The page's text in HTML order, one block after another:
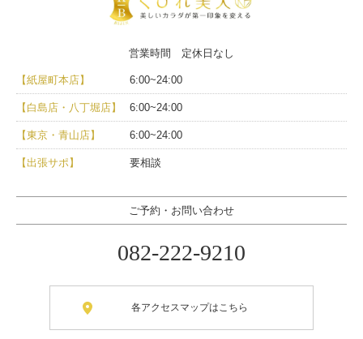
営業時間 定休日なし
【紙屋町本店】 6:00~24:00
【白島店・八丁堀店】 6:00~24:00
【東京・青山店】 6:00~24:00
【出張サポ】 要相談
ご予約・お問い合わせ
082-222-9210
各アクセスマップはこちら